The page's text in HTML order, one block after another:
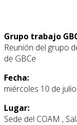
Grupo trabajo
Reunión del grupo
de GBCe
Fecha:
miércoles 10 de
Lugar:
Sede del COAM ,